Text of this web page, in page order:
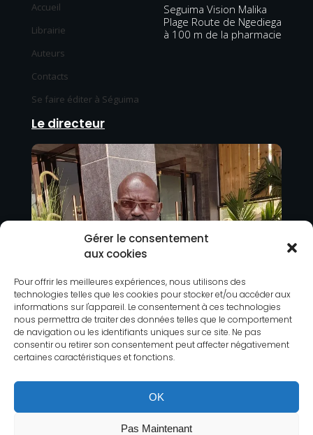
Gérer le consentement
aux cookies
Pour offrir les meilleures expériences, nous utilisons des
technologies telles que les cookies pour stocker et/ou accéder aux
informations sur l'appareil. Le consentement à ces technologies
nous permettra de traiter des données telles que le comportement
de navigation ou les identifiants uniques sur ce site. Ne pas
consentir ou retirer son consentement peut affecter négativement
certaines caractéristiques et fonctions.
OK
Pas Maintenant
Accueil
Librairie
Auteurs
Contacts
Se faire éditer à Séguima
Seguima Vision Malika
Plage Route de Ngediega
à 100 m de la pharmacie
Le directeur